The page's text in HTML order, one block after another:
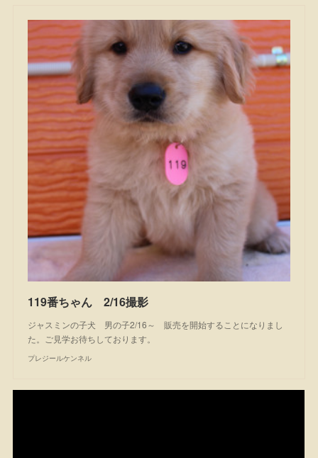
119番ちゃん 2/16撮影
ジャスミンの子犬 男の子2/16～ 販売を開始することになりまし
た。ご見学お待ちしております。
プレジールケンネル